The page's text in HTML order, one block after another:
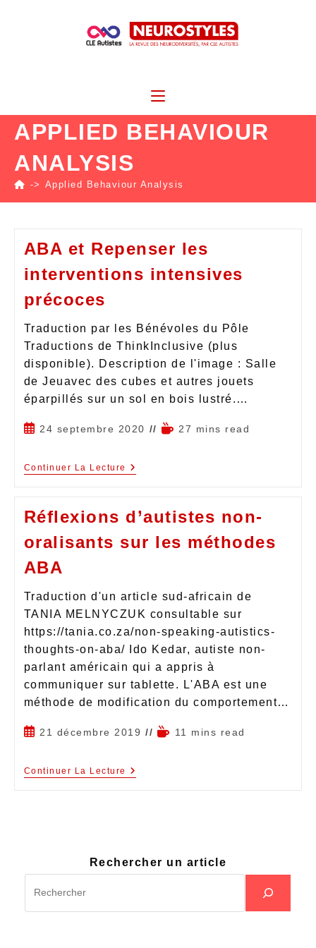
APPLIED BEHAVIOUR
ANALYSIS
-> Applied Behaviour Analysis
ABA et Repenser les
interventions intensives
précoces
Traduction par les Bénévoles du Pôle
Traductions de ThinkInclusive (plus
disponible). Description de l'image : Salle
de Jeuavec des cubes et autres jouets
éparpillés sur un sol en bois lustré.…
24 septembre 2020 27 mins read
Continuer La Lecture
Réflexions d’autistes non-
oralisants sur les méthodes
ABA
Traduction d'un article sud-africain de
TANIA MELNYCZUK consultable sur
https://tania.co.za/non-speaking-autistics-
thoughts-on-aba/ Ido Kedar, autiste non-
parlant américain qui a appris à
communiquer sur tablette. L'ABA est une
méthode de modification du comportement…
21 décembre 2019 11 mins read
Continuer La Lecture
Rechercher un article